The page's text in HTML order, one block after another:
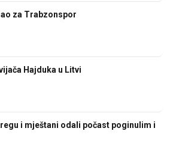
za Trabzonspor
Hajduka u Litvi
i mještani odali počast poginulim i